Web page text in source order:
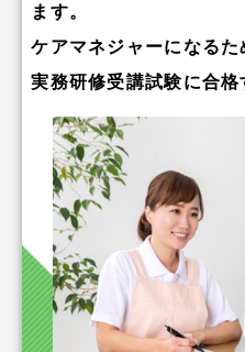
ます。
ケアマネジャーになる
実務研修受講試験に合格